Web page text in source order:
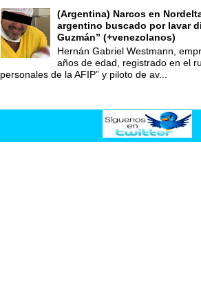
(Argentina) Narcos en
argentino buscado por lavar
Guzmán” (+venezolanos)
Hernán Gabriel Westmann,
años de edad, registrado en el
personales de la AFIP” y piloto de av...